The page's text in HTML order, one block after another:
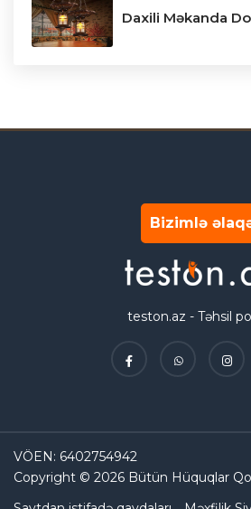
Daxili Məkanda
Bizimlə
teston.az - Təhsil
VÖEN: 6402754942
Copyright © 2026 Bütün Hüquqlar